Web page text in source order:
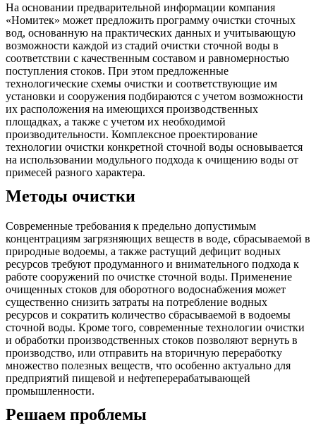
На основании предварительной информации компания
«Номитек» может предложить программу очистки сточных
вод, основанную на практических данных и учитывающую
возможности каждой из стадий очистки сточной воды в
соответствии с качественным составом и равномерностью
поступления стоков. При этом предложенные
технологические схемы очистки и соответствующие им
установки и сооружения подбираются с учетом возможности
их расположения на имеющихся производственных
площадках, а также с учетом их необходимой
производительности. Комплексное проектирование
технологии очистки конкретной сточной воды основывается
на использовании модульного подхода к очищению воды от
примесей разного характера.
Методы очистки
Современные требования к предельно допустимым
концентрациям загрязняющих веществ в воде, сбрасываемой в
природные водоемы, а также растущий дефицит водных
ресурсов требуют продуманного и внимательного подхода к
работе сооружений по очистке сточной воды. Применение
очищенных стоков для оборотного водоснабжения может
существенно снизить затраты на потребление водных
ресурсов и сократить количество сбрасываемой в водоемы
сточной воды. Кроме того, современные технологии очистки
и обработки производственных стоков позволяют вернуть в
производство, или отправить на вторичную переработку
множество полезных веществ, что особенно актуально для
предприятий пищевой и нефтеперерабатывающей
промышленности.
Решаем проблемы